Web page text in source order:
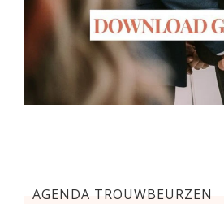
AGENDA TROUWBEURZEN